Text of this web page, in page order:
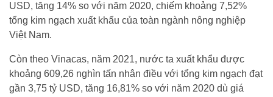
USD, tăng 14% so với năm 2020, chiếm khoảng 7,52%
tổng kim ngạch xuất khẩu của toàn ngành nông nghiệp
Việt Nam.
Còn theo Vinacas, năm 2021, nước ta xuất khẩu được
khoảng 609,26 nghìn tấn nhân điều với tổng kim ngạch đạt
gần 3,75 tỷ USD, tăng 16,81% so với năm 2020 dù giá